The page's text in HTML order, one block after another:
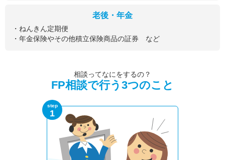
老後・年金
・ねんきん定期便
・年金保険やその他積立保険商品の証券 など
相談ってなにをするの？
FP相談で行う3つのこと
step
1